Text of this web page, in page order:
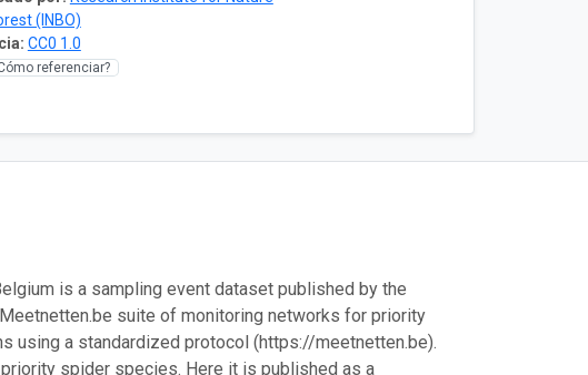
(INBO)
CC0 1.0
referenciar?
is a sampling event dataset published by the
suite of monitoring networks for priority
using a standardized protocol (https://meetnetten.be).
spider species. Here it is published as a